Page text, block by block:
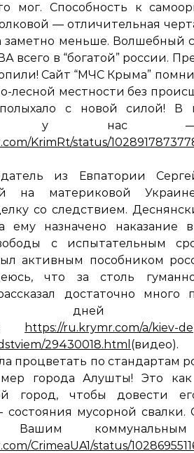
мог. Способность к
— отличительная
меньше. Волшебный
всего в “богатой” россии.
Сайт “МЧС Крыма”
лесной местности без
с новой силой! В
у нас
KrimRt/status/
из Евпатории
на материковой
со следствием.
ему назначено наказание
с испытательным
активным пособником
что за столь
достаточно много
дней
https://ru.krymr.com/a/kiev-
29430018.html (видео).
процветать по стандартам
мер города Алушты! Это
город, чтобы довести
состояния мусорной свалки.
коммунальным
CrimeaUA1/status/